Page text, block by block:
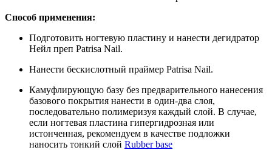
Способ применения:
Подготовить ногтевую пластину и нанести дегидратор
Нейл преп Patrisa Nail.
Нанести бескислотный праймер Patrisa Nail.
Камуфлирующую базу без предварительного нанесения
базового покрытия нанести в один-два слоя,
последовательно полимеризуя каждый слой. В случае,
если ногтевая пластина гипергидрозная или
истонченная, рекомендуем в качестве подложки
наносить тонкий слой Rubber base